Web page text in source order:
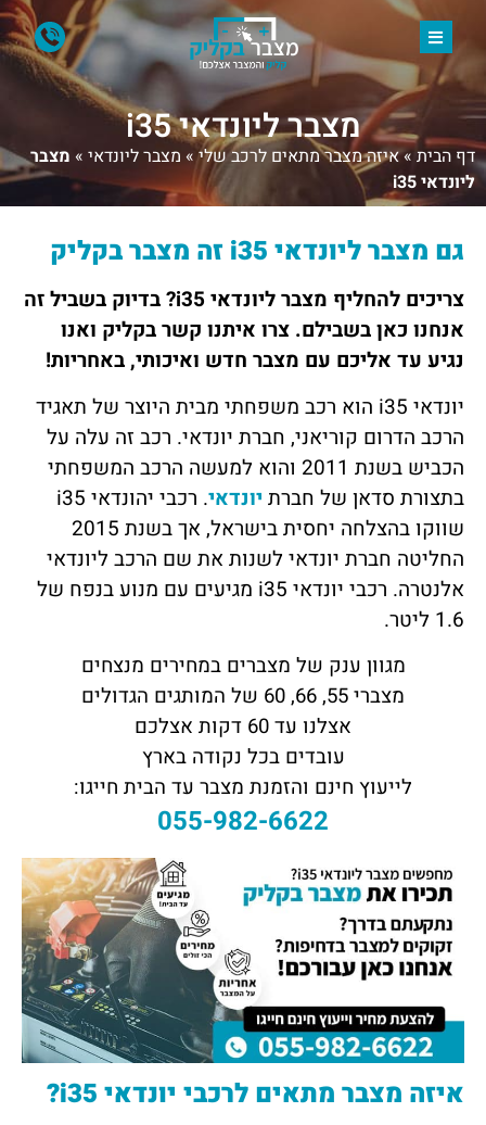
מצבר ליונדאי i35
דף הבית»איזה מצבר מתאים לרכב שלי» מצבר ליונדאי » מצבר
ליונדאי i35
גם מצבר ליונדאי i35 זה מצבר בקליק
צריכים להחליף מצבר ליונדאי i35
? בדיוק בשביל זה
אנחנו כאן בשבילם. צרו איתנו קשר בקליק ואנו
נגיע עד אליכם עם מצבר חדש ואיכותי, באחריות!
יונדאי i35 הוא רכב משפחתי מבית היוצר של תאגיד
הרכב הדרום קוריאני, חברת יונדאי. רכב זה עלה על
הכביש בשנת 2011 והוא למעשה הרכב המשפחתי
בתצורת סדאן של חברת יונדאי
. רכבי יהונדאי i35
שווקו בהצלחה יחסית בישראל, אך בשנת 2015
החליטה חברת יונדאי לשנות את שם הרכב ליונדאי
אלנטרה. רכבי יונדאי i35 מגיעים עם מנוע בנפח של
1.6 ליטר.
מגוון ענק של מצברים במחירים מנצחים
מצברי 55, 66, 60 של המותגים הגדולים
אצלנו עד 60 דקות אצלכם
עובדים בכל נקודה בארץ
לייעוץ חינם והזמנת מצבר עד הבית חייגו:
055-982-6622
איזה מצבר מתאים לרכבי יונדאי i35?